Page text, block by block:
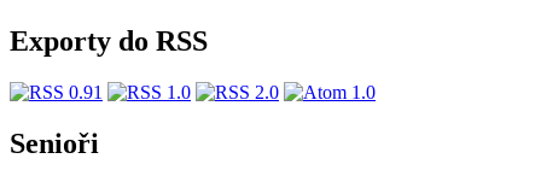
Exporty do RSS
Senioři